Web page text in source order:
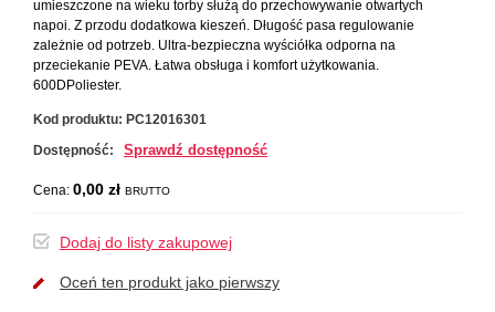
umieszczone na wieku torby służą do przechowywanie otwartych
napoi. Z przodu dodatkowa kieszeń. Długość pasa regulowanie
zależnie od potrzeb. Ultra-bezpieczna wyściółka odporna na
przeciekanie PEVA. Łatwa obsługa i komfort użytkowania.
600DPoliester.
Kod produktu: PC12016301
Dostępność:
Sprawdź dostępność
Cena: 0,00 zł BRUTTO
Dodaj do listy zakupowej
Oceń ten produkt jako pierwszy